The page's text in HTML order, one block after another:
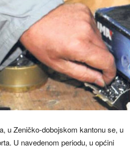
u Zeničko-dobojskom kantonu se, u
U navedenom periodu, u općini